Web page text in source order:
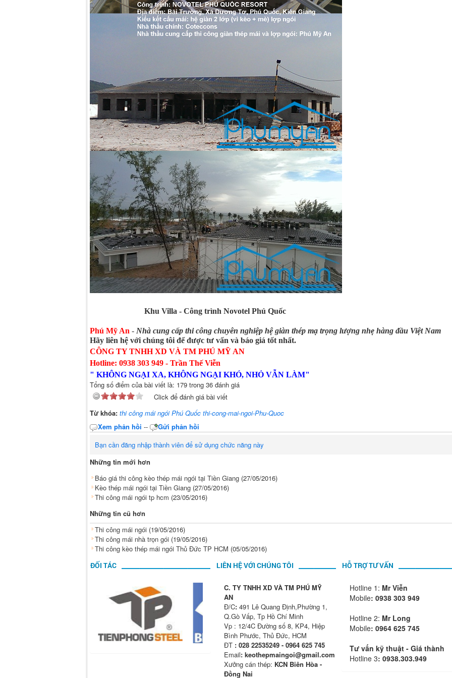
Khu Villa - Công trình Novotel Phú Quốc
Phú Mỹ An - Nhà cung cấp thi công chuyên nghiệp hệ giàn thép mạ trọng lượng nhẹ hàng đầu Việt Nam
Hãy liên hệ với chúng tôi để được tư vấn và báo giá tốt nhất.
CÔNG TY TNHH XD VÀ TM PHÚ MỸ AN
Hotline: 0938 303 949 - Trần Thế Viễn
" KHÔNG NGẠI XA, KHÔNG NGẠI KHÓ, NHỎ VẪN LÀM"
Tổng số điểm của bài viết là: 179 trong 36 đánh giá
Click để đánh giá bài viết
Từ khóa: thi công mái ngói Phú Quốc thi-cong-mai-ngoi-Phu-Quoc
Xem phản hồi --
Gửi phản hồi
Bạn cần đăng nhập thành viên để sử dụng chức năng này
Những tin mới hơn
Báo giá thi công kèo thép mái ngói tại Tiền Giang (27/05/2016)
Kèo thép mái ngói tại Tiền Giang (27/05/2016)
Thi công mái ngói tp hcm (23/05/2016)
Những tin cũ hơn
Thi công mái ngói (19/05/2016)
Thi công mái nhà trọn gói (19/05/2016)
Thi công kèo thép mái ngói Thủ Đức TP HCM (05/05/2016)
ĐỐI TÁC
LIÊN HỆ VỚI CHÚNG TÔI
C. TY TNHH XD VÀ TM PHÚ MỸ
AN
Đ/C:491 Lê Quang Định,Phường 1,
Q.Gò Vấp, Tp Hồ Chí Minh
Vp : 12/4C Đường số 8, KP4, Hiệp
Bình Phước, Thủ Đức, HCM
ĐT: 028 22535249 - 0964 625 745
Email: keothepmaingoi@gmail.com
Xưởng cán thép: KCN Biên Hòa -
Đồng Nai
HỖ TRỢ TƯ VẤN
Hotline 1: Mr Viễn
Mobile: 0938 303 949
Hotline 2: Mr Long
Mobile: 0964 625 745
Tư vấn kỹ thuật - Giá thành
Hotline 3: 0938.303.949